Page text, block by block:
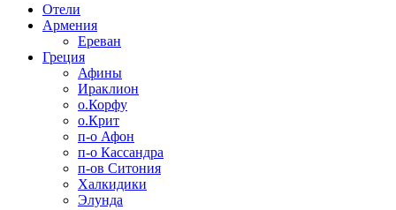
Отели
Армения
Ереван
Греция
Афины
Ираклион
о.Корфу
о.Крит
п-о Афон
п-о Кассандра
п-ов Ситония
Халкидики
Элунда